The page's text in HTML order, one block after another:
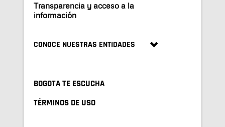
Transparencia y acceso a la
información
CONOCE NUESTRAS ENTIDADES
BOGOTA TE ESCUCHA
TÉRMINOS DE USO